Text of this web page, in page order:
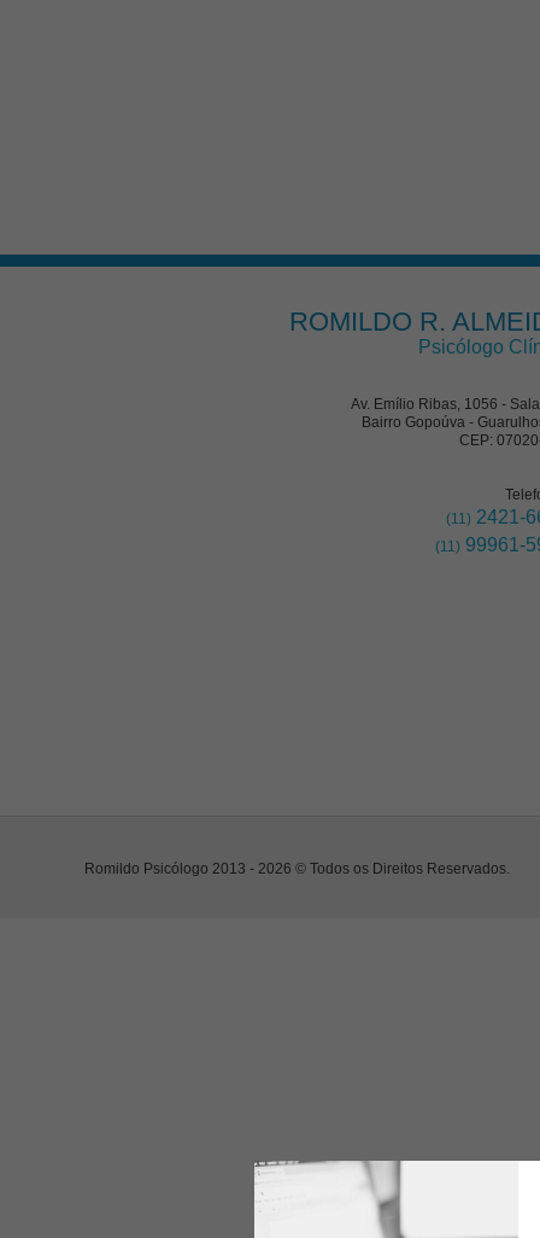
ROMILDO R.
Psicólogo
Av. Emílio Ribas, 1056 -
Bairro Gopoúva -
CEP:
(11) 2421-
(11) 99961-
Romildo Psicólogo 2013 - 2026 © Todos os Direitos Reservados.